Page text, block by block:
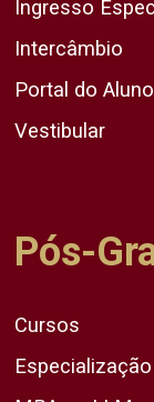
Ingresso
Intercâmbio
Portal do Aluno
Vestibular
Pós-
Cursos
Especialização